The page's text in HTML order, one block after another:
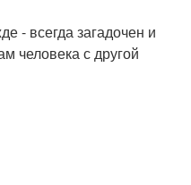
- всегда загадочен и
человека с другой